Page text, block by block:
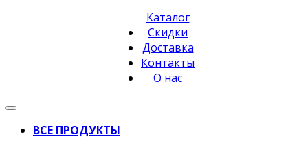
Каталог
Скидки
Доставка
Контакты
О нас
ВСЕ ПРОДУКТЫ